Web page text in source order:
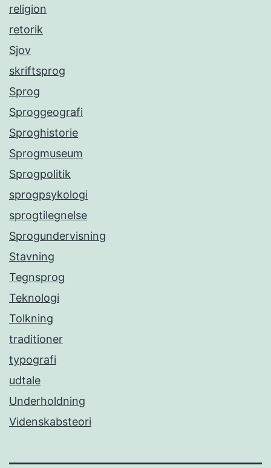
religion
retorik
Sjov
skriftsprog
Sprog
Sproggeografi
Sproghistorie
Sprogmuseum
Sprogpolitik
sprogpsykologi
sprogtilegnelse
Sprogundervisning
Stavning
Tegnsprog
Teknologi
Tolkning
traditioner
typografi
udtale
Underholdning
Videnskabsteori